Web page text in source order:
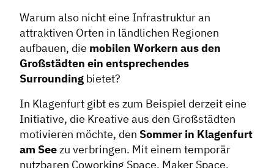
Warum also nicht eine Infrastruktur an
attraktiven Orten in ländlichen Regionen
aufbauen, die mobilen Workern aus den
Großstädten ein entsprechendes
Surrounding bietet?
In Klagenfurt gibt es zum Beispiel derzeit eine
Initiative, die Kreative aus den Großstädten
motivieren möchte, den Sommer in Klagenfurt
am Seezu verbringen. Mit einem temporär
nutzbaren Coworking Space, Maker Space,